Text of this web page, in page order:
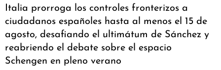
Italia prorroga los controles fronterizos a
ciudadanos españoles hasta al menos el 15 de
agosto, desafiando el ultimátum de Sánchez y
reabriendo el debate sobre el espacio
Schengen en pleno verano